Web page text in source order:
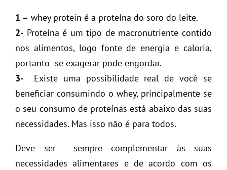
1 – whey protein é a proteína do soro do leite.
2- Proteína é um tipo de macronutriente contido
nos alimentos, logo fonte de energia e caloria,
portanto se exagerar pode engordar.
3-
Existe uma possibilidade real de você se
beneficiar consumindo o whey, principalmente se
o seu consumo de proteínas está abaixo das suas
necessidades. Mas isso não é para todos.
Deve ser sempre complementar às suas
necessidades alimentares e de acordo com os